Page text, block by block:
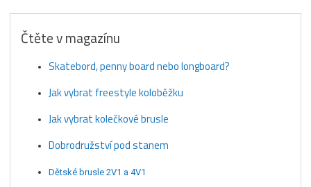
Čtěte v magazínu
Skatebord, penny board nebo longboard?
Jak vybrat freestyle koloběžku
Jak vybrat kolečkové brusle
Dobrodružství pod stanem
Dětské brusle 2V1 a 4V1